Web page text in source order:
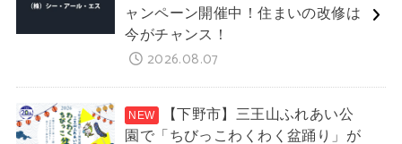
ャンペーン開催中！住まいの改修は
今がチャンス！
2026.08.07
【下野市】三王山ふれあい公
園で「ちびっこわくわく盆踊り」が